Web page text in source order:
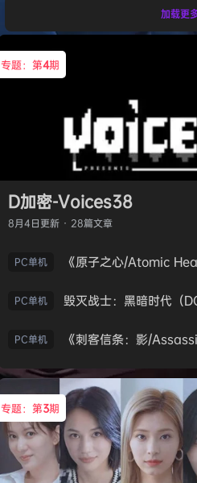
加载更
专题：第4期
D加密-Voices38
8月4日更新 · 28篇文章
PC单机 《原子之心/Atomic
PC单机
PC单机
专题：第3期